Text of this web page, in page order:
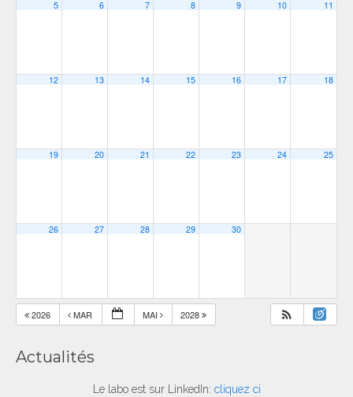
5 6 7 8 9 10 11
12 13 14 15 16 17 18
19 20 21 22 23 24 25
26 27 28 29 30
2026 MAR MAI 2028
Actualités
Le labo est sur LinkedIn: cliquez ci